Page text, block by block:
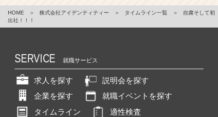
HOME ＞ 株式会社アイデンティティー ＞ タイムライン一覧 ＞
自粛そして初
出社！！！
SERVICE 就職サービス
求人を探す
説明会を探す
企業を探す
就職イベントを探す
タイムライン
適性検査